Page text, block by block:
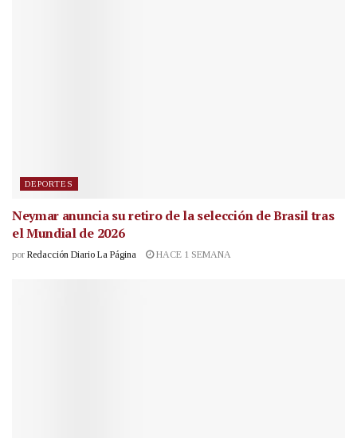
DEPORTES
Neymar anuncia su retiro de la selección de Brasil tras
el Mundial de 2026
por Redacción Diario La Página HACE 1 SEMANA